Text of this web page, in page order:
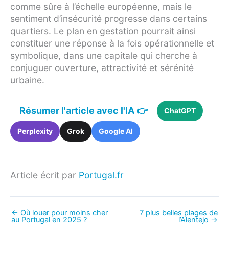
comme sûre à l’échelle européenne, mais le
sentiment d’insécurité progresse dans certains
quartiers. Le plan en gestation pourrait ainsi
constituer une réponse à la fois opérationnelle et
symbolique, dans une capitale qui cherche à
conjuguer ouverture, attractivité et sérénité
urbaine.
Résumer l'article avec l'IA 👉 ChatGPT
Perplexity Grok Google AI
Article écrit par Portugal.fr
← Où louer pour moins cher
au Portugal en 2025 ?
7 plus belles plages de
l’Alentejo →